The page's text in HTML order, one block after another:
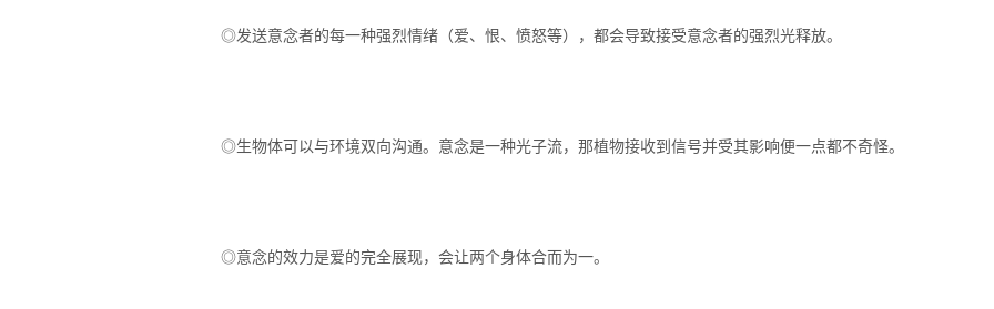
◎发送意念者的每一种强烈情绪（爱、恨、愤怒等），都会导致接受意念者的强烈光释放。
◎生物体可以与环境双向沟通。意念是一种光子流，那植物接收到信号并受其影响便一点都不奇怪。
◎意念的效力是爱的完全展现，会让两个身体合而为一。